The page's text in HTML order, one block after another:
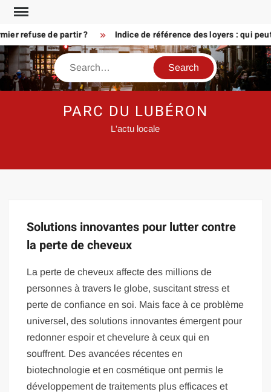
Skip
contentrefuse de partir ? Indice de référence des loyers : qui
Search
PARC DU LUBÉRON
L'actu locale
Solutions innovantes pour lutter contre
la perte de cheveux
La perte de cheveux affecte des millions de
personnes à travers le globe, suscitant stress et
perte de confiance en soi. Mais face à ce problème
universel, des solutions innovantes émergent pour
redonner espoir et chevelure à ceux qui en
souffrent. Des avancées récentes en
biotechnologie et en cosmétique ont permis le
développement de traitements plus efficaces et